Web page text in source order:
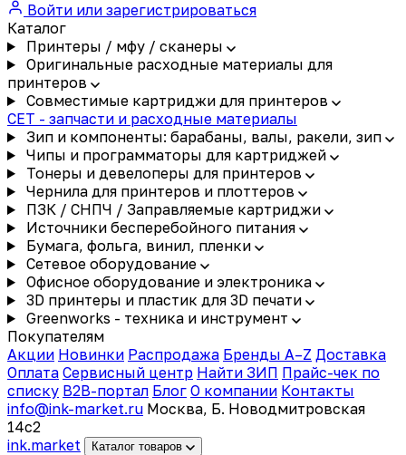
Войти или зарегистрироваться
Каталог
Принтеры / мфу / сканеры
Оригинальные расходные материалы для
принтеров
Совместимые картриджи для принтеров
CET - запчасти и расходные материалы
Зип и компоненты: барабаны, валы, ракели, зип
Чипы и программаторы для картриджей
Тонеры и девелоперы для принтеров
Чернила для принтеров и плоттеров
ПЗК / СНПЧ / Заправляемые картриджи
Источники бесперебойного питания
Бумага, фольга, винил, пленки
Сетевое оборудование
Офисное оборудование и электроника
3D принтеры и пластик для 3D печати
Greenworks - техника и инструмент
Покупателям
Акции Новинки Распродажа Бренды A–Z Доставка
Оплата Сервисный центр Найти ЗИП Прайс-чек по
списку B2B-портал Блог О компании Контакты
info@ink-market.ru Москва, Б. Новодмитровская
14с2
ink.market Каталог товаров